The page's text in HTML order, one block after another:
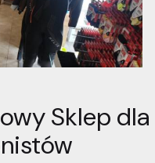
Sklep dla